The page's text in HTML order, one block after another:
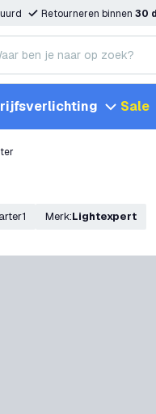
Retourneren binnen 30
Sale
Merk: Lightexpert